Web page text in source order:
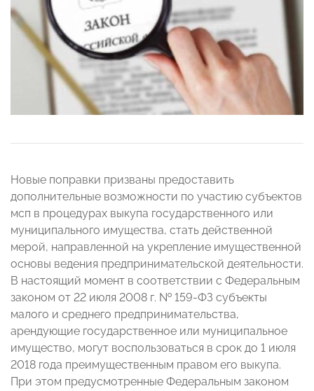
Новые поправки призваны предоставить
дополнительные возможности по участию субъектов
мсп в процедурах выкупа государственного или
муниципального имущества, стать действенной
мерой, направленной на укрепление имущественной
основы ведения предпринимательской деятельности.
В настоящий момент в соответствии с Федеральным
законом от 22 июля 2008 г. № 159-ФЗ субъекты
малого и среднего предпринимательства,
арендующие государственное или муниципальное
имущество, могут воспользоваться в срок до 1 июля
2018 года преимущественным правом его выкупа.
При этом предусмотренные Федеральным законом